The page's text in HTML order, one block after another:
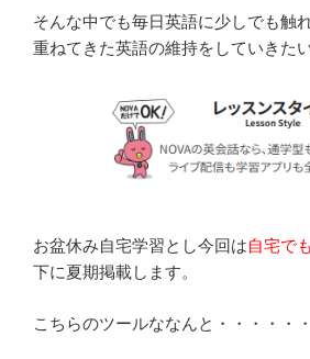
そんな中でも毎日英語に少しでも触
重ねてきた英語の維持をしていきた
お盆休み自宅学習とし今回は自宅で
下に夏期掲載します。
こちらのツールななんと・・・・・